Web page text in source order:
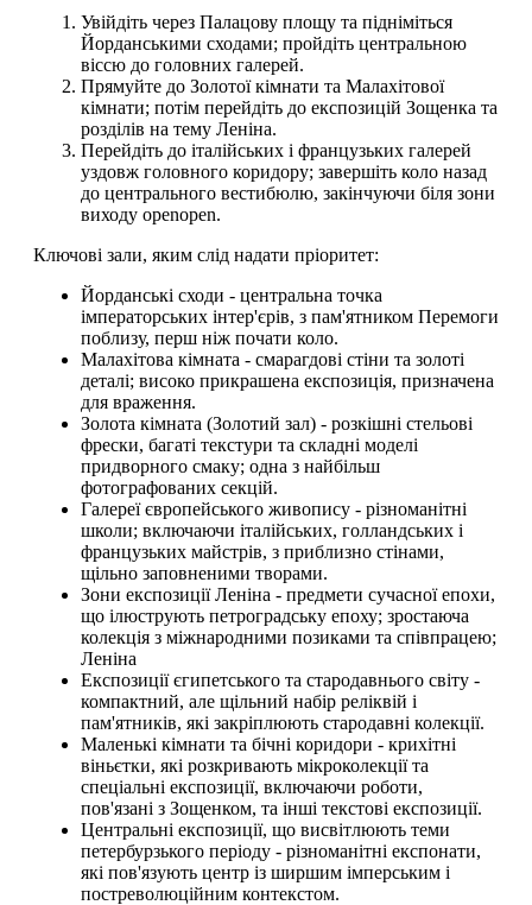
Увійдіть через Палацову площу та підніміться
Йорданськими сходами; пройдіть центральною
віссю до головних галерей.
Прямуйте до Золотої кімнати та Малахітової
кімнати; потім перейдіть до експозицій Зощенка та
розділів на тему Леніна.
Перейдіть до італійських і французьких галерей
уздовж головного коридору; завершіть коло назад
до центрального вестибюлю, закінчуючи біля зони
виходу openopen.
Ключові зали, яким слід надати пріоритет:
Йорданські сходи - центральна точка
імператорських інтер'єрів, з пам'ятником Перемоги
поблизу, перш ніж почати коло.
Малахітова кімната - смарагдові стіни та золоті
деталі; високо прикрашена експозиція, призначена
для враження.
Золота кімната (Золотий зал) - розкішні стельові
фрески, багаті текстури та складні моделі
придворного смаку; одна з найбільш
фотографованих секцій.
Галереї європейського живопису - різноманітні
школи; включаючи італійських, голландських і
французьких майстрів, з приблизно стінами,
щільно заповненими творами.
Зони експозиції Леніна - предмети сучасної епохи,
що ілюструють петроградську епоху; зростаюча
колекція з міжнародними позиками та співпрацею;
Леніна
Експозиції єгипетського та стародавнього світу -
компактний, але щільний набір реліквій і
пам'ятників, які закріплюють стародавні колекції.
Маленькі кімнати та бічні коридори - крихітні
віньєтки, які розкривають мікроколекції та
спеціальні експозиції, включаючи роботи,
пов'язані з Зощенком, та інші текстові експозиції.
Центральні експозиції, що висвітлюють теми
петербурзького періоду - різноманітні експонати,
які пов'язують центр із ширшим імперським і
постреволюційним контекстом.